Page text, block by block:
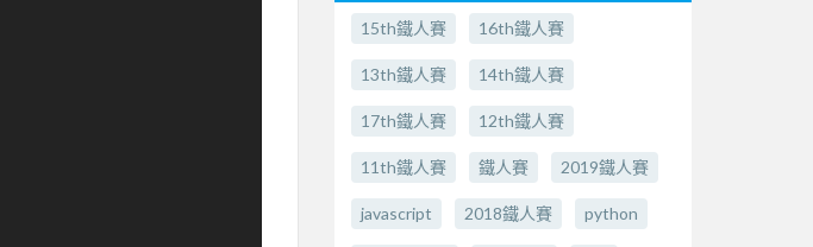
15th鐵人賽 16th鐵人賽
13th鐵人賽 14th鐵人賽
17th鐵人賽 12th鐵人賽
11th鐵人賽 鐵人賽 2019鐵人賽
javascript 2018鐵人賽 python